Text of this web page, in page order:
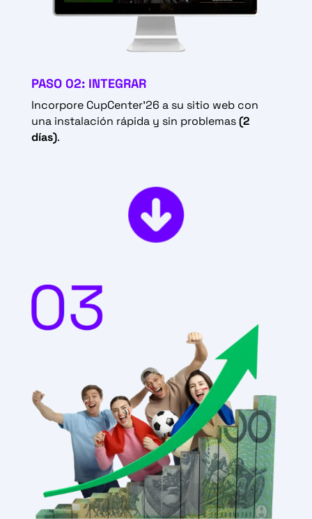
PASO 02: INTEGRAR
Incorpore CupCenter’26 a su sitio web con
una instalación rápida y sin problemas(2
días).